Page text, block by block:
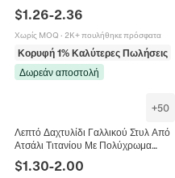
Κόσμημα
$1.26-2.36
Χωρίς MOQ · 2K+ πουλήθηκε πρόσφατα
Κορυφή 1% Καλύτερες Πωλήσεις
Δωρεάν αποστολή
+50
Λεπτό Δαχτυλίδι Γαλλικού Στυλ Από
Ατσάλι Τιτανίου Με Πολύχρωμα
Ζιργκόν Μόδα Κοσμήματα Για
Γυναίκες
$1.30-2.00